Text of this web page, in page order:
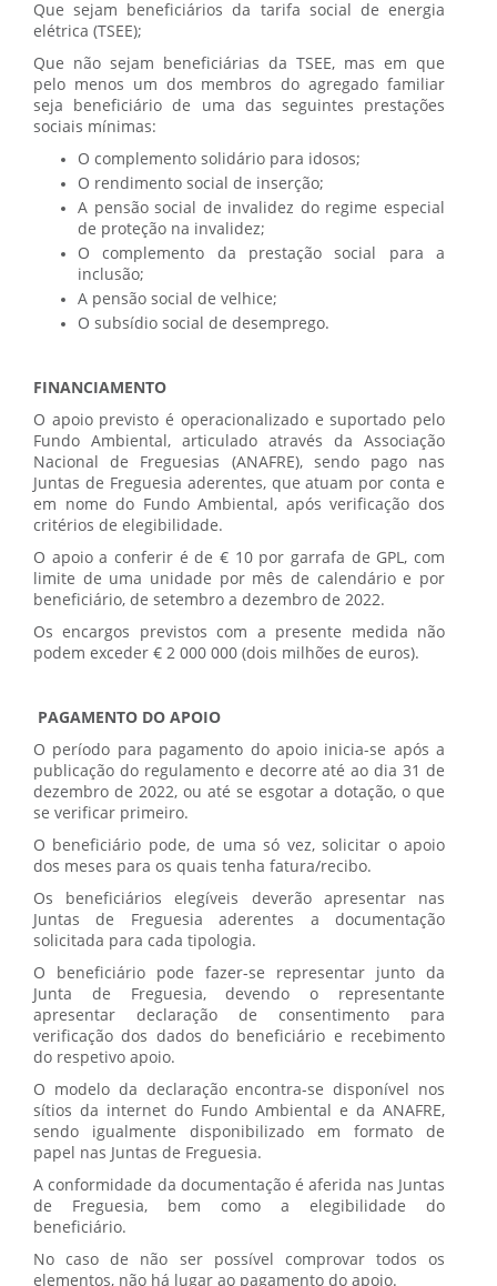
Que sejam beneficiários da tarifa social de energia
elétrica (TSEE);
Que não sejam beneficiárias da TSEE, mas em que
pelo menos um dos membros do agregado familiar
seja beneficiário de uma das seguintes prestações
sociais mínimas:
O complemento solidário para idosos;
O rendimento social de inserção;
A pensão social de invalidez do regime especial
de proteção na invalidez;
O complemento da prestação social para a
inclusão;
A pensão social de velhice;
O subsídio social de desemprego.
FINANCIAMENTO
O apoio previsto é operacionalizado e suportado pelo
Fundo Ambiental, articulado através da Associação
Nacional de Freguesias (ANAFRE), sendo pago nas
Juntas de Freguesia aderentes, que atuam por conta e
em nome do Fundo Ambiental, após verificação dos
critérios de elegibilidade.
O apoio a conferir é de € 10 por garrafa de GPL, com
limite de uma unidade por mês de calendário e por
beneficiário, de setembro a dezembro de 2022.
Os encargos previstos com a presente medida não
podem exceder € 2 000 000 (dois milhões de euros).
PAGAMENTO DO APOIO
O período para pagamento do apoio inicia-se após a
publicação do regulamento e decorre até ao dia 31 de
dezembro de 2022, ou até se esgotar a dotação, o que
se verificar primeiro.
O beneficiário pode, de uma só vez, solicitar o apoio
dos meses para os quais tenha fatura/recibo.
Os beneficiários elegíveis deverão apresentar nas
Juntas de Freguesia aderentes a documentação
solicitada para cada tipologia.
O beneficiário pode fazer-se representar junto da
Junta de Freguesia, devendo o representante
apresentar declaração de consentimento para
verificação dos dados do beneficiário e recebimento
do respetivo apoio.
O modelo da declaração encontra-se disponível nos
sítios da internet do Fundo Ambiental e da ANAFRE,
sendo igualmente disponibilizado em formato de
papel nas Juntas de Freguesia.
A conformidade da documentação é aferida nas Juntas
de Freguesia, bem como a elegibilidade do
beneficiário.
No caso de não ser possível comprovar todos os
elementos, não há lugar ao pagamento do apoio.